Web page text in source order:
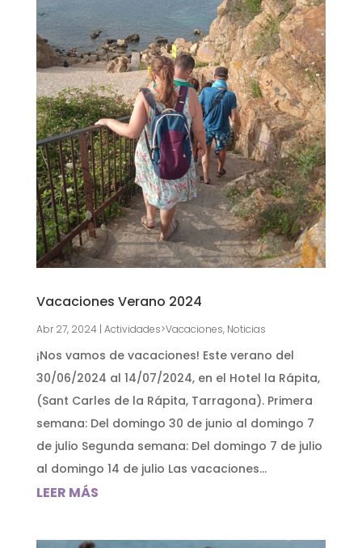
Vacaciones Verano 2024
Abr 27, 2024| Actividades>Vacaciones, Noticias
¡Nos vamos de vacaciones! Este verano del
30/06/2024 al 14/07/2024, en el Hotel la Rápita,
(Sant Carles de la Rápita, Tarragona). Primera
semana: Del domingo 30 de junio al domingo 7
de julio Segunda semana: Del domingo 7 de julio
al domingo 14 de julio Las vacaciones...
LEER MÁS